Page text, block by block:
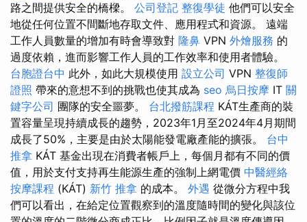
路之間提供安全的橋樑。 公司登記 整復學徒 他們可以安全
地從任何位置不間斷地存取文件、應用程式和資源。 遠端
工作人員數量的增加有時會導致對 隆鼻 VPN 外燴服務 的
過度依賴，進而影響工作人員的工作效率和使用者體驗。
台胞證台中 此外，如此大規模使用 設立公司 VPN 整復師
證照 帶來的意想不到的挑戰也使其成為 seo 烏日按摩 IT 關
鍵字公司 團隊的安全噩夢。 台北撥筋課程 KÁT生產商的裝
置容量呈現持續成長的趨勢，2023年1月至2024年4月期間
成長了50%，主要是由於太陽能發電廠產能的擴張。 台中
推拿 KÁT 基金出現在消費者帳戶上，每個月都有不同的價
值，用於支付支持再生能源生產的強制上網電價 中醫經絡
按摩課程 (KÁT) 新竹 推拿 的成本。 外遇 從微分方程中我
們可以看出，在給定位置觀察到的溫度隨時間的變化與該位